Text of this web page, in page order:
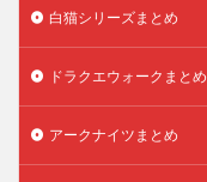
白猫シリーズまとめ
ドラクエウォークまとめ
アークナイツまとめ